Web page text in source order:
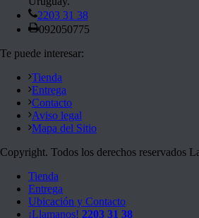
2203 31 38
092050775
Te puede interesar:
Tienda
Entrega
Contacto
Aviso legal
Mapa del Sitio
Copyright. Todos los derechos reservados
Tienda
Entrega
Ubicación y Contacto
¡Llamanos! 2203 31 38